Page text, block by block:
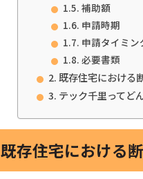
補助額
申請時期
申請タイミン
必要書類
既存住宅における
テック千里ってど
既存住宅における